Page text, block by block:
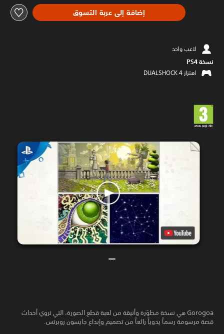
إضافة إلى عربة التسوق
لاعب واحد
نسخة PS4‏
اهتزاز DUALSHOCK 4‏
Gorogoa هي نسخة مطوّرة وأنيقة من لعبة قطع الصورة، التي تروي أحداث
قصة مرسومة رسماً يدوياً رائعاً من تصميم وإبداع جايسون روبرتس.